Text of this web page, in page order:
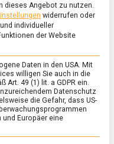
dieses Angebot zu nutzen.
widerrufen oder
individueller
der Website
Daten in den USA. Mit
willigen Sie auch in die
Art. 49 (1) lit. a GDPR ein.
Datenschutz
die Gefahr, dass US-
Europäer eine